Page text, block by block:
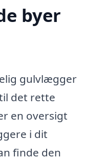
byer
gulvlægger
det rette
en oversigt
i dit
finde den